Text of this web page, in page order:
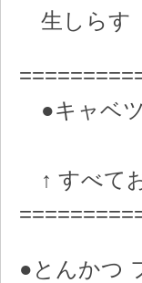
生しらす
●キャベ
●ご
↑ すべて
●とんか